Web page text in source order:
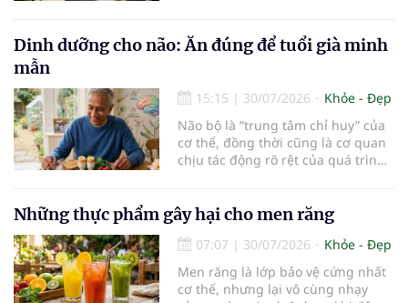
cho các hoạt động tập luyện
thường trở thành một thách thức
Dinh dưỡng cho não: Ăn đúng để tuổi già minh
mẫn
15:15 | 30/07/2026
Khỏe - Đẹp
Não bộ là “trung tâm chỉ huy” của
cơ thể, đồng thời cũng là cơ quan
chịu tác động rõ rệt của quá trình
mạnh, có thể góp phần bảo vệ tế
bào thần kinh, duy trì trí nhớ và
giúp NCT sống minh mẫn, tự chủ
lâu hơn.
Những thực phẩm gây hại cho men răng
07:07 | 30/07/2026
Khỏe - Đẹp
Men răng là lớp bảo vệ cứng nhất
cơ thể, nhưng lại vô cùng nhạy